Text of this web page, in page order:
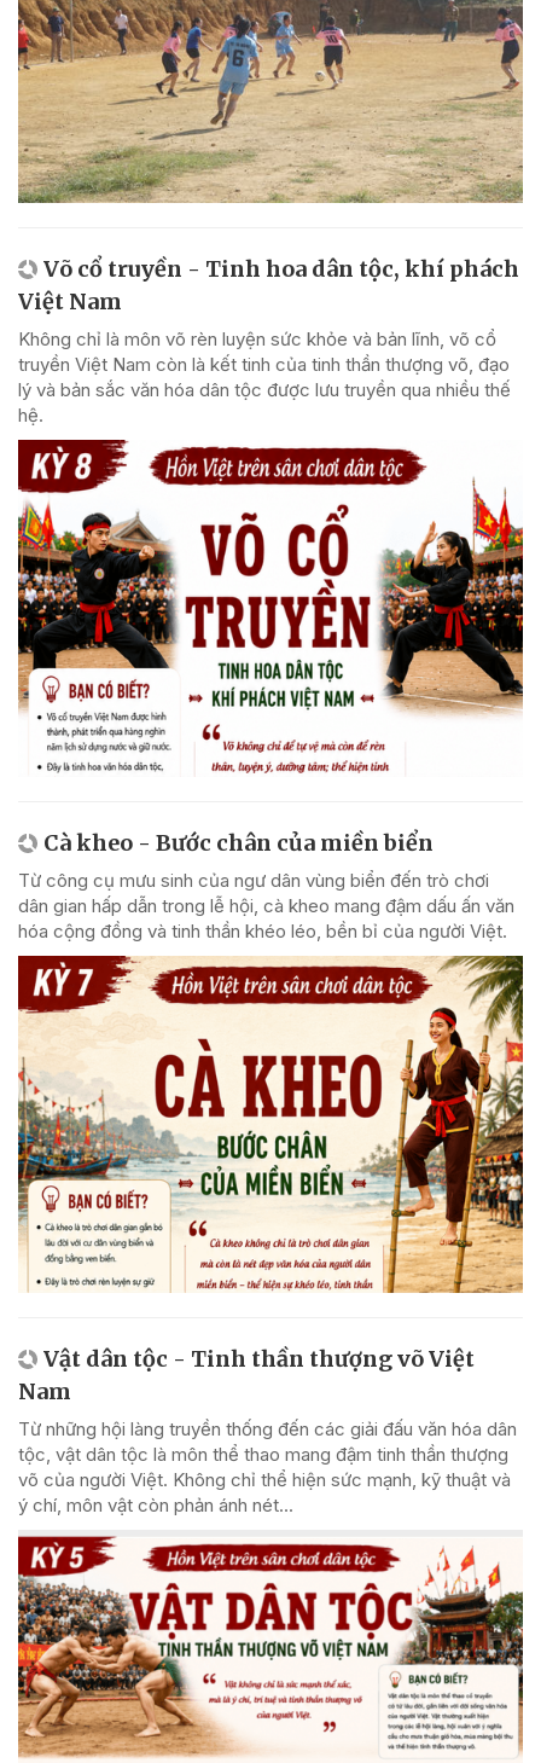
Võ cổ truyền - Tinh hoa dân tộc, khí phách
Việt Nam
Không chỉ là môn võ rèn luyện sức khỏe và bản lĩnh, võ cổ
truyền Việt Nam còn là kết tinh của tinh thần thượng võ, đạo
lý và bản sắc văn hóa dân tộc được lưu truyền qua nhiều thế
hệ.
Cà kheo - Bước chân của miền biển
Từ công cụ mưu sinh của ngư dân vùng biển đến trò chơi
dân gian hấp dẫn trong lễ hội, cà kheo mang đậm dấu ấn văn
hóa cộng đồng và tinh thần khéo léo, bền bỉ của người Việt.
Vật dân tộc - Tinh thần thượng võ Việt
Nam
Từ những hội làng truyền thống đến các giải đấu văn hóa dân
tộc, vật dân tộc là môn thể thao mang đậm tinh thần thượng
võ của người Việt. Không chỉ thể hiện sức mạnh, kỹ thuật và
ý chí, môn vật còn phản ánh nét...